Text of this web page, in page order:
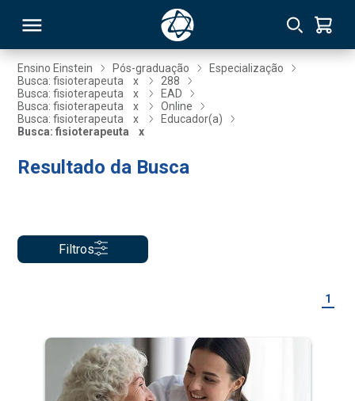
Ensino Einstein Pós-graduação
Especialização
Busca: fisioterapeuta
x
288
Busca: fisioterapeuta
x
EAD
Busca: fisioterapeuta
x
Online
Busca: fisioterapeuta
x
Educador(a)
Busca: fisioterapeuta
x
Resultado da Busca
Filtros
1